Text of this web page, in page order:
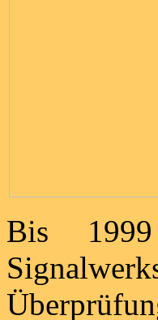
Bis